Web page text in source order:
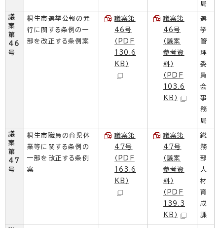
局
議
案
第
46
号
桐生市選挙公報の発
行に関する条例の一
部を改正する条例案
議案第
46号
（PDF
130.6
KB）
議案第
46号
（議案
参考資
料）
（PDF
103.6
KB）
選
挙
管
理
委
員
会
事
務
局
議
案
第
47
号
桐生市職員の育児休
業等に関する条例の
一部を改正する条例
案
議案第
47号
（PDF
163.6
KB）
議案第
47号
（議案
参考資
料）
（PDF
139.3
KB）
総
務
部
人
材
育
成
課